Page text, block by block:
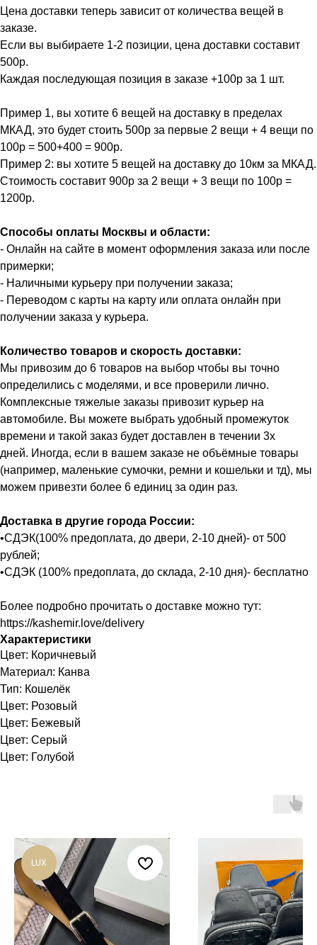
Цена доставки теперь зависит от количества вещей в
заказе.
Если вы выбираете 1-2 позиции, цена доставки составит
500р.
Каждая последующая позиция в заказе +100р за 1 шт.
Пример 1, вы хотите 6 вещей на доставку в пределах
МКАД, это будет стоить 500р за первые 2 вещи + 4 вещи по
100р = 500+400 = 900р.
Пример 2: вы хотите 5 вещей на доставку до 10км за МКАД.
Стоимость составит 900р за 2 вещи + 3 вещи по 100р =
1200р.
Способы оплаты Москвы и области:
- Онлайн на сайте в момент оформления заказа или после
примерки;
- Наличными курьеру при получении заказа;
- Переводом с карты на карту или оплата онлайн при
получении заказа у курьера.
Количество товаров и скорость доставки:
Мы привозим до 6 товаров на выбор чтобы вы точно
определились с моделями, и все проверили лично.
Комплексные тяжелые заказы привозит курьер на
автомобиле. Вы можете выбрать удобный промежуток
времени и такой заказ будет доставлен в течении 3х
дней. Иногда, если в вашем заказе не объёмные товары
(например, маленькие сумочки, ремни и кошельки и тд), мы
можем привезти более 6 единиц за один раз.
Доставка в другие города России:
•СДЭК(100% предоплата, до двери, 2-10 дней)- от 500
рублей;
•СДЭК (100% предоплата, до склада, 2-10 дня)- бесплатно
Более подробно прочитать о доставке можно тут:
https://kashemir.love/delivery
Характеристики
Цвет: Коричневый
Материал: Канва
Тип: Кошелёк
Цвет: Розовый
Цвет: Бежевый
Цвет: Серый
Цвет: Голубой
LUX